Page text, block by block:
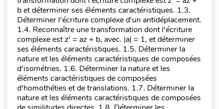
b et déterminer ses éléments caractéristiques. 1.3.
Déterminer l'écriture complexe d'un antidéplacement.
1.4. Reconnaître une transformation dont l'écriture
complexe est z' = az + b, avec. |a| = 1, et déterminer
ses éléments caractéristiques. 1.5. Déterminer la
nature et les éléments caractéristiques de composées
d'isométries. 1.6. Déterminer la nature et les
éléments caractéristiques de composées
d'homothéties et de translations. 1.7. Déterminer la
nature et les éléments caractéristiques de composées